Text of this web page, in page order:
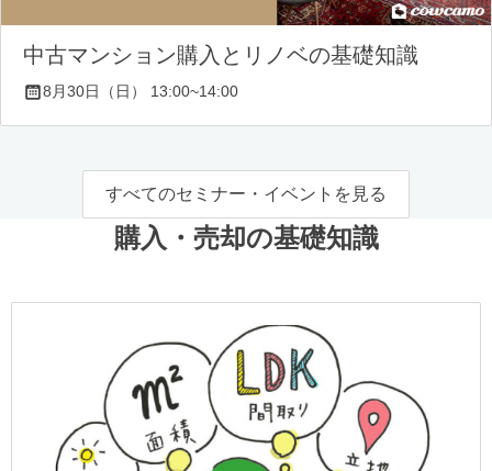
中古マンション購入とリノベの基礎知識
8月30日（日） 13:00~14:00
すべてのセミナー・イベントを見る
購入・売却の基礎知識